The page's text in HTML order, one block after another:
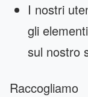
I nostri
gli
sul nostro